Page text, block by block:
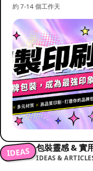
約 7-14 個工作天
IDEAS 包裝靈感 & 實
IDEAS &